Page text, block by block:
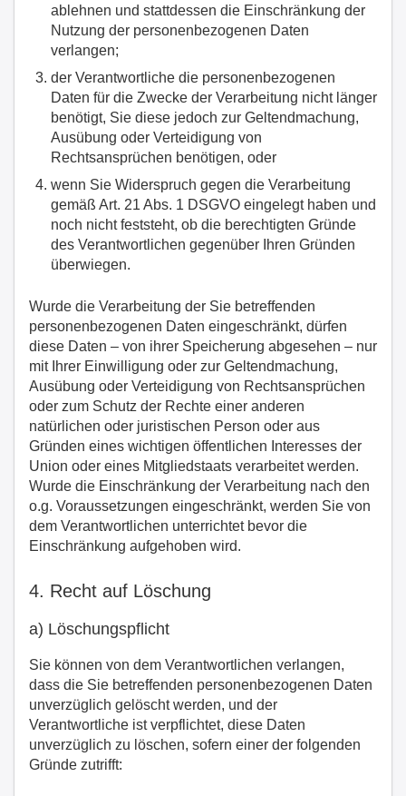
ablehnen und stattdessen die Einschränkung der
Nutzung der personenbezogenen Daten
verlangen;
der Verantwortliche die personenbezogenen
Daten für die Zwecke der Verarbeitung nicht länger
benötigt, Sie diese jedoch zur Geltendmachung,
Ausübung oder Verteidigung von
Rechtsansprüchen benötigen, oder
wenn Sie Widerspruch gegen die Verarbeitung
gemäß Art. 21 Abs. 1 DSGVO eingelegt haben und
noch nicht feststeht, ob die berechtigten Gründe
des Verantwortlichen gegenüber Ihren Gründen
überwiegen.
Wurde die Verarbeitung der Sie betreffenden
personenbezogenen Daten eingeschränkt, dürfen
diese Daten – von ihrer Speicherung abgesehen – nur
mit Ihrer Einwilligung oder zur Geltendmachung,
Ausübung oder Verteidigung von Rechtsansprüchen
oder zum Schutz der Rechte einer anderen
natürlichen oder juristischen Person oder aus
Gründen eines wichtigen öffentlichen Interesses der
Union oder eines Mitgliedstaats verarbeitet werden.
Wurde die Einschränkung der Verarbeitung nach den
o.g. Voraussetzungen eingeschränkt, werden Sie von
dem Verantwortlichen unterrichtet bevor die
Einschränkung aufgehoben wird.
4. Recht auf Löschung
a) Löschungspflicht
Sie können von dem Verantwortlichen verlangen,
dass die Sie betreffenden personenbezogenen Daten
unverzüglich gelöscht werden, und der
Verantwortliche ist verpflichtet, diese Daten
unverzüglich zu löschen, sofern einer der folgenden
Gründe zutrifft: